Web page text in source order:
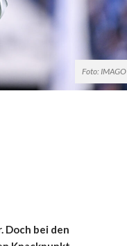
Foto: IMAGO
Doch bei den